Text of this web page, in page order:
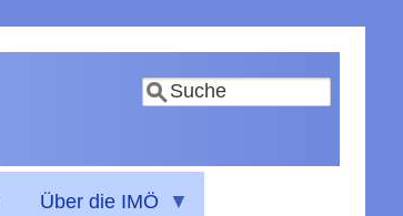
Suche
Über die IMÖ